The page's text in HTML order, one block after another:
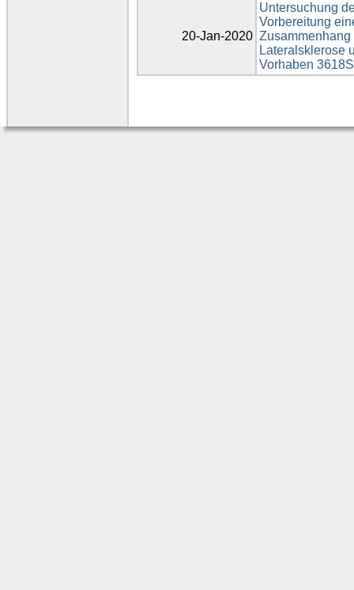
20-Jan-2020
Untersuchung
Vorbereitung
Zusammenhang
Lateralsklerose
Vorhaben